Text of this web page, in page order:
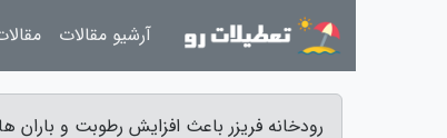
رودخانه فریزر باعث افزایش رطوبت و
آرشیو مقالات